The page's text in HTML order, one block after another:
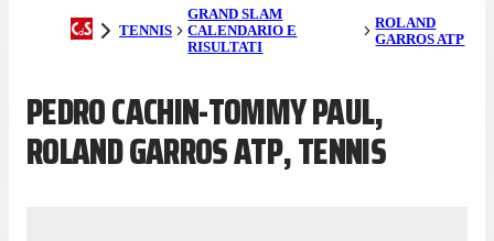
TENNIS
GRAND SLAM
CALENDARIO E
RISULTATI
ROLAND
GARROS ATP
PEDRO CACHIN-TOMMY PAUL,
ROLAND GARROS ATP, TENNIS